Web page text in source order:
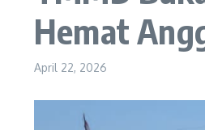
Hemat
April 22, 2026